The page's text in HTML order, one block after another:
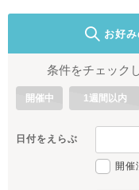
お好
条件をチェック
開催中 1週間以内
日付をえらぶ
開催